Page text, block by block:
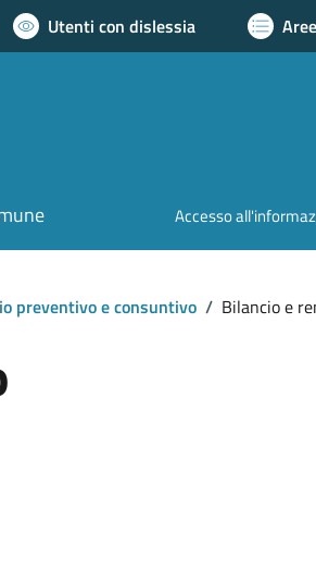
Utenti con dislessia
Accesso
preventivo e consuntivo / Bilancio e